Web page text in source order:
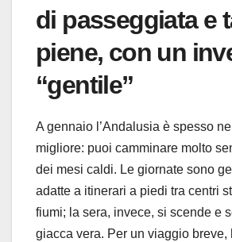
di passeggiata e
piene, con un
“gentile”
A gennaio l’Andalusia è spesso
migliore: puoi camminare molto
dei mesi caldi. Le giornate sono
adatte a itinerari a piedi tra centri
fiumi; la sera, invece, si scende e
giacca vera. Per un viaggio breve,